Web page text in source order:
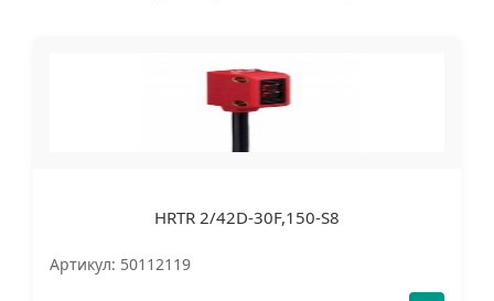
HRTR 2/42D-30F,150-S8
Артикул: 50112119